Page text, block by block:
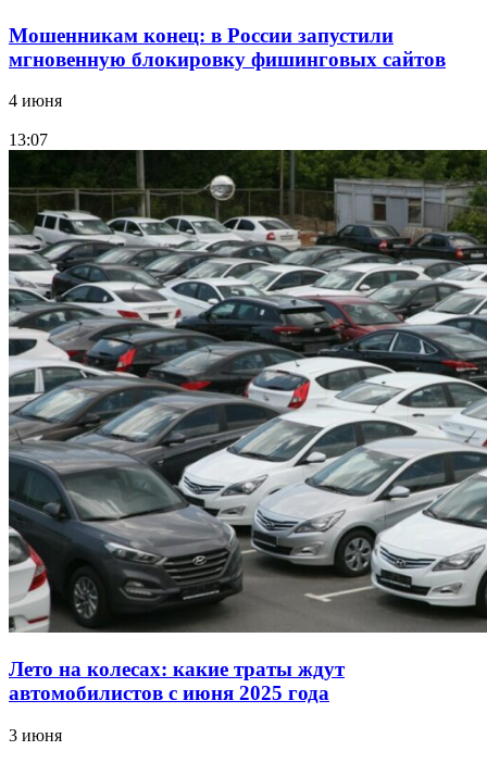
Мошенникам конец: в России запустили
мгновенную блокировку фишинговых сайтов
4 июня
13:07
Лето на колесах: какие траты ждут
автомобилистов с июня 2025 года
3 июня